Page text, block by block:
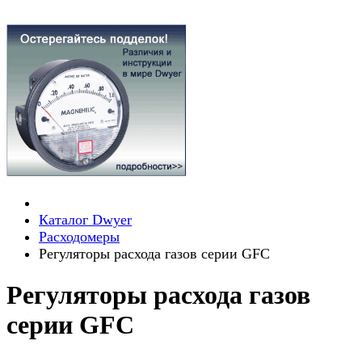
Каталог Dwyer
Расходомеры
Регуляторы расхода газов серии GFC
Регуляторы расхода газов
серии GFC